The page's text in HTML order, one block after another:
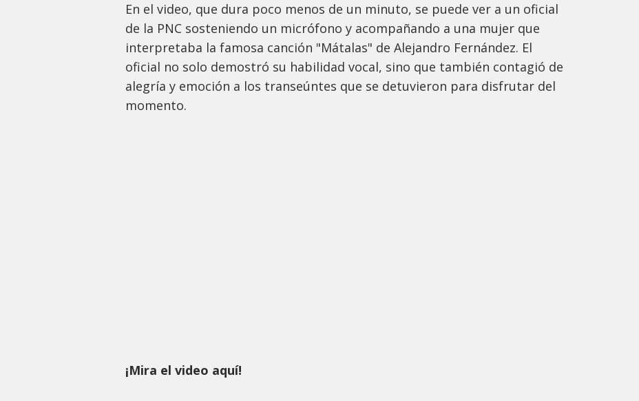
En el video, que dura poco menos de un minuto, se puede ver a un oficial
de la PNC sosteniendo un micrófono y acompañando a una mujer que
interpretaba la famosa canción "Mátalas" de Alejandro Fernández. El
oficial no solo demostró su habilidad vocal, sino que también contagió de
alegría y emoción a los transeúntes que se detuvieron para disfrutar del
momento.
¡Mira el video aquí!